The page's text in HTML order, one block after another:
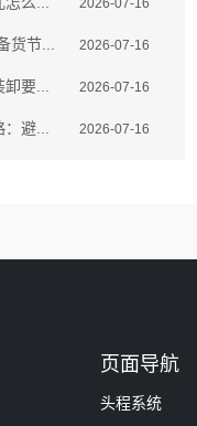
2026-07-16
货节... 2026-07-16
要... 2026-07-16
避... 2026-07-16
页面导航
头程系统